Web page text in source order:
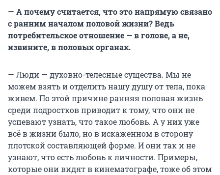
— А почему считается, что это напрямую связано
с ранним началом половой жизни? Ведь
потребительское отношение — в голове, а не,
извините, в половых органах.
— Люди — духовно-телесные существа. Мы не
можем взять и отделить нашу душу от тела, пока
живем. По этой причине ранняя половая жизнь
среди подростков приводит к тому, что они не
успевают узнать, что такое любовь. А у них уже
всё в жизни было, но в искаженном в сторону
плотской составляющей форме. И они так и не
узнают, что есть любовь к личности. Примеры,
которые они видят в кинематографе, тоже об этом